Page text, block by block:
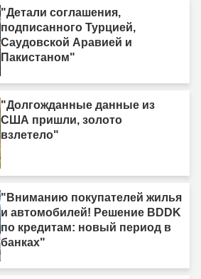
"Детали соглашения,
подписанного Турцией,
Саудовской Аравией и
Пакистаном"
"Долгожданные данные из
США пришли, золото
взлетело"
"Вниманию покупателей жилья
и автомобилей! Решение BDDK
по кредитам: новый период в
банках"